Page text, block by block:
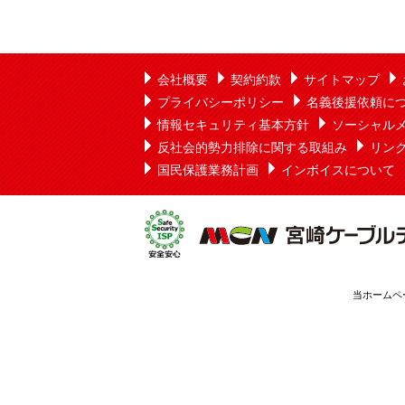
会社概要 契約約款 サイトマップ
プライバシーポリシー
名義後援依頼に
情報セキュリティ基本方針
ソーシャル
反社会的勢力排除に関する取組み
リン
国民保護業務計画
インボイスについて
当ホーム